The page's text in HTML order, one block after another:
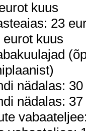
kuus
23
kuus
i nädalas:
37